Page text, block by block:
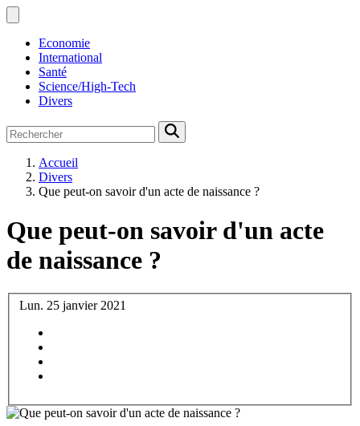
Economie
International
Santé
Science/High-Tech
Divers
Accueil
Divers
Que peut-on savoir d'un acte de naissance ?
Que peut-on savoir d'un acte
de naissance ?
Lun. 25 janvier 2021